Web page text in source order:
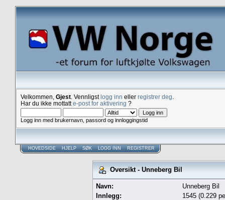
Velkommen, Gjest . Vennligstlogg inn eller registrer deg
Har du ikke mottatte-post for aktivering ?
Logg inn med brukernavn, passord og innloggingstid
HOVEDSIDE HJELP SØK LOGG INN REGISTRER
Oversikt - Unneberg Bil
Navn:
Unneberg Bil
Innlegg:
1545 (0.229